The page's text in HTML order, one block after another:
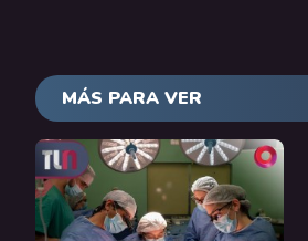
MÁS PARA VER